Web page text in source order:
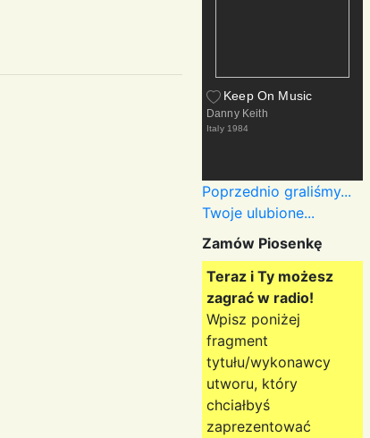
Keep On Music
Danny Keith
Italy 1984
Poprzednio graliśmy...
Twoje ulubione...
Zamów Piosenkę
Teraz i Ty możesz
zagrać w radio!
Wpisz poniżej
fragment
tytułu/wykonawcy
utworu, który
chciałbyś
zaprezentować